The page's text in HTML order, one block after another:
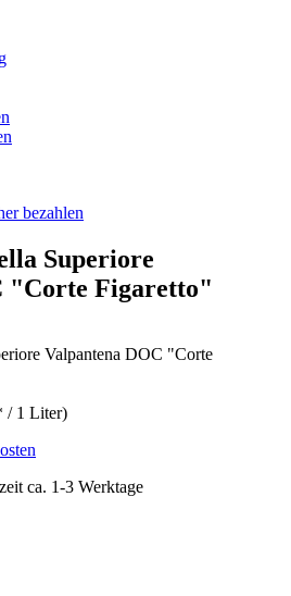
Superiore
"Corte Figaretto"
/ 1 Liter)
ca. 1-3 Werktage